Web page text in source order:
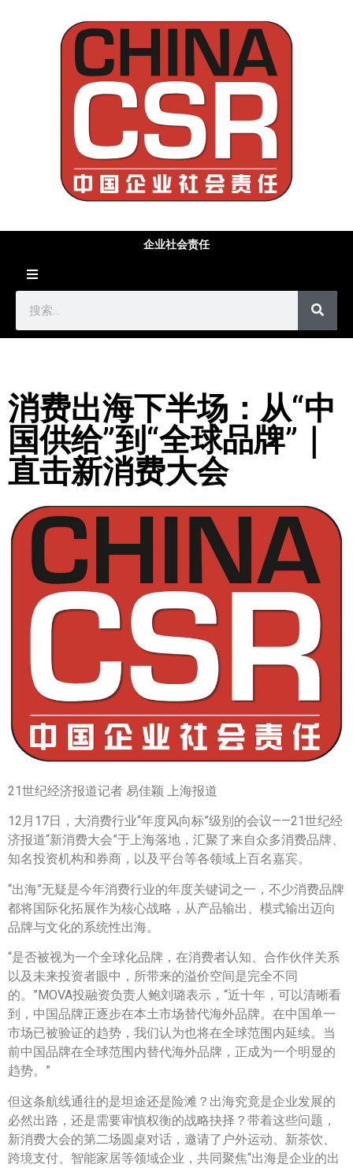
企业社会责任
消费出海下半场：从“中
国供给”到“全球品牌”｜
直击新消费大会
21世纪经济报道记者 易佳颖 上海报道
12月17日，大消费行业“年度风向标”级别的会议——21世纪经
济报道“新消费大会”于上海落地，汇聚了来自众多消费品牌、
知名投资机构和券商，以及平台等各领域上百名嘉宾。
“出海”无疑是今年消费行业的年度关键词之一，不少消费品牌
都将国际化拓展作为核心战略，从产品输出、模式输出迈向
品牌与文化的系统性出海。
“是否被视为一个全球化品牌，在消费者认知、合作伙伴关系
以及未来投资者眼中，所带来的溢价空间是完全不同
的。”MOVA投融资负责人鲍刘璐表示，“近十年，可以清晰看
到，中国品牌正逐步在本土市场替代海外品牌。在中国单一
市场已被验证的趋势，我们认为也将在全球范围内延续。当
前中国品牌在全球范围内替代海外品牌，正成为一个明显的
趋势。”
但这条航线通往的是坦途还是险滩？出海究竟是企业发展的
必然出路，还是需要审慎权衡的战略抉择？带着这些问题，
新消费大会的第二场圆桌对话，邀请了户外运动、新茶饮、
跨境支付、智能家居等领域企业，共同聚焦“出海是企业的出